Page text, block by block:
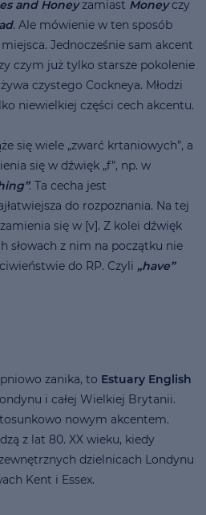
and Honeyzamiast Moneyczy
. Ale mówienie w ten sposób
Jednocześnie sam akcent
czym już tylko starsze pokolenie
czystego Cockneya. Młodzi
niewielkiej części cech akcentu.
się wiele „zwarć krtaniowych”, a
się w dźwięk „f”, np. w
. Ta cecha jest
do rozpoznania. Na tej
się w [v]. Z kolei dźwięk
słowach z nim na początku nie
do RP. Czyli „have”
zanika, to Estuary English
i całej Wielkiej Brytanii.
nowym akcentem.
z lat 80. XX wieku, kiedy
dzielnicach Londynu
Kent i Essex.